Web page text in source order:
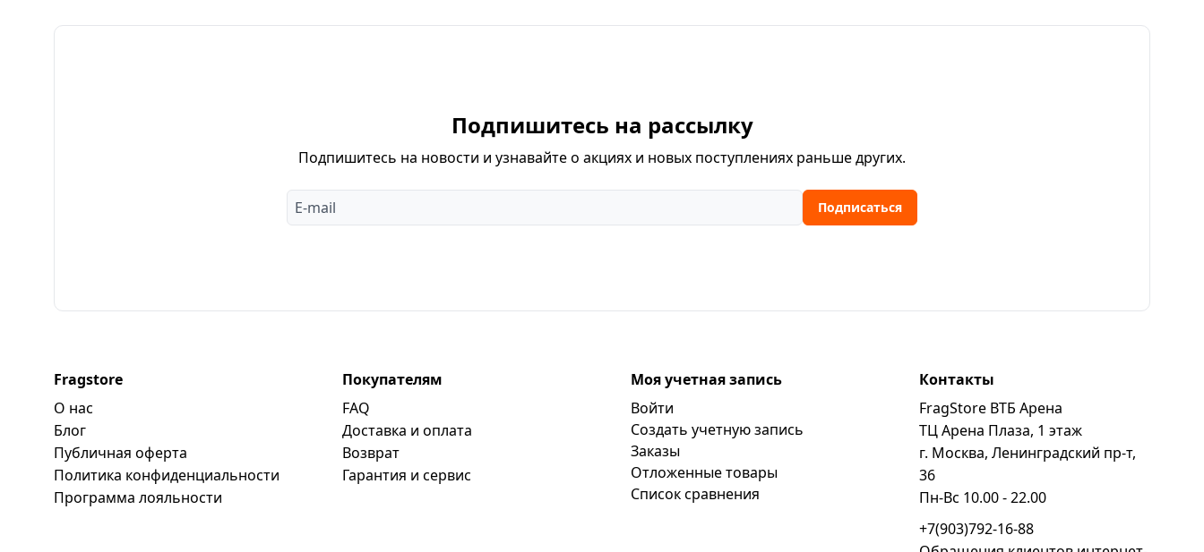
Подпишитесь на рассылку
Подпишитесь на новости и узнавайте о акциях и новых поступлениях раньше других.
Подписаться
Fragstore
О нас
Блог
Публичная оферта
Политика конфиденциальности
Программa лояльности
Покупателям
FAQ
Доставка и оплата
Возврат
Гарантия и сервис
Моя учетная запись
Войти
Создать учетную запись
Заказы
Отложенные товары
Список сравнения
Контакты
FragStore ВТБ Арена
ТЦ Арена Плаза, 1 этаж
г. Москва, Ленинградский пр-т,
36
Пн-Вс 10.00 - 22.00
+7(903)792-16-88